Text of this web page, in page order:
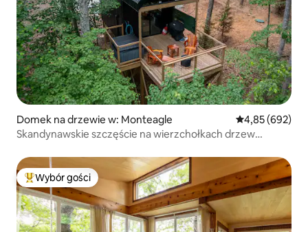
Domek na drzewie w: Monteagle Średnia
4,85 (692)
Skandynawskie szczęście na wierzchołkach drzew
Najpopularniejsze z kategorii Wybór gości
Wybór gości